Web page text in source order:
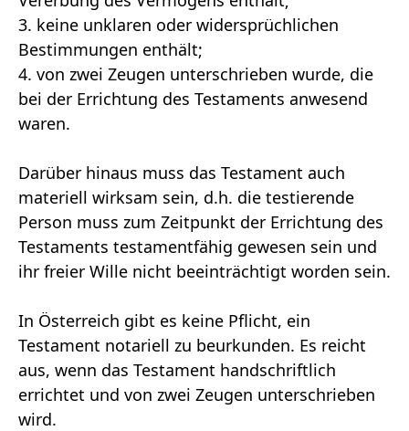
3. keine unklaren oder widersprüchlichen
Bestimmungen enthält;
4. von zwei Zeugen unterschrieben wurde, die
bei der Errichtung des Testaments anwesend
waren.
Darüber hinaus muss das Testament auch
materiell wirksam sein, d.h. die testierende
Person muss zum Zeitpunkt der Errichtung des
Testaments testamentfähig gewesen sein und
ihr freier Wille nicht beeinträchtigt worden sein.
In Österreich gibt es keine Pflicht, ein
Testament notariell zu beurkunden. Es reicht
aus, wenn das Testament handschriftlich
errichtet und von zwei Zeugen unterschrieben
wird.